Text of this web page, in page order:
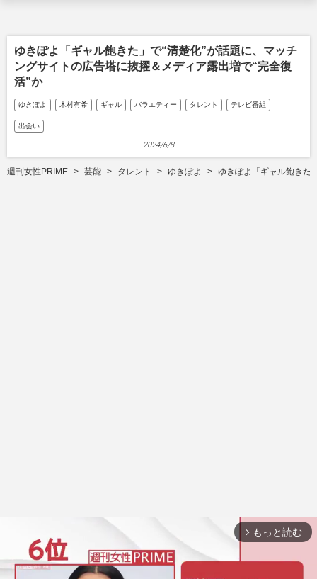
ゆきぽよ「ギャル飽きた」で“清楚化”が話題に、マッチ
ングサイトの広告塔に抜擢＆メディア露出増で“完全復
活”か
ゆきぽよ 木村有希 ギャル バラエティー タレント テレビ番組
出会い
2024/6/8
週刊女性PRIME 芸能 タレント ゆきぽよ ゆきぽよ「ギャル飽きた
arrow_forward_ios もっと読む